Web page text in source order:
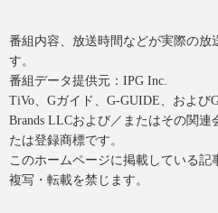
番組内容、放送時間などが実際の放
す。
番組データ提供元：IPG Inc.
TiVo、Gガイド、G-GUIDE、および
Brands LLCおよび／またはその関
たは登録商標です。
このホームページに掲載している
複写・転載を禁じます。